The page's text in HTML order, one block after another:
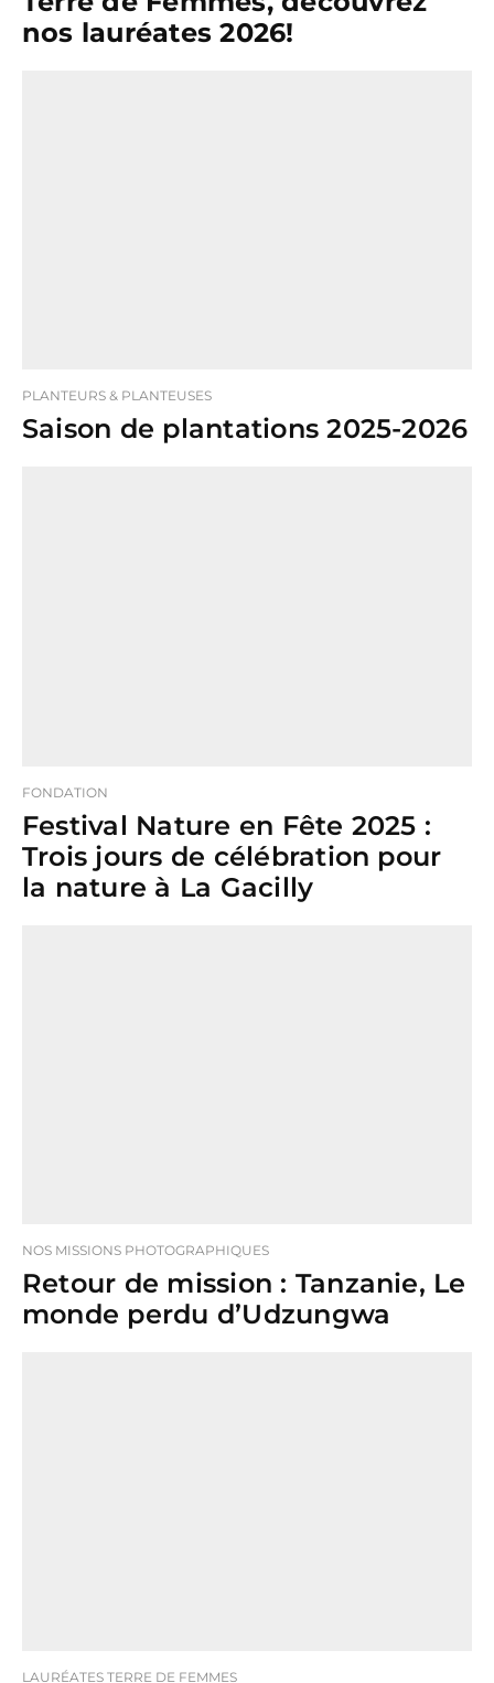
nos lauréates 2026!
PLANTEURS & PLANTEUSES
Saison de plantations 2025-2026
FONDATION
Festival Nature en Fête 2025 :
Trois jours de célébration pour
la nature à La Gacilly
NOS MISSIONS PHOTOGRAPHIQUES
Retour de mission : Tanzanie, Le
monde perdu d’Udzungwa
LAURÉATES TERRE DE FEMMES